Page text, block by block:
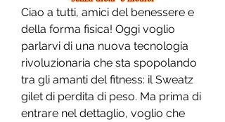
Ciao a tutti, amici del benessere e
della forma fisica! Oggi voglio
parlarvi di una nuova tecnologia
rivoluzionaria che sta spopolando
tra gli amanti del fitness: il Sweatz
gilet di perdita di peso. Ma prima di
entrare nel dettaglio, voglio che